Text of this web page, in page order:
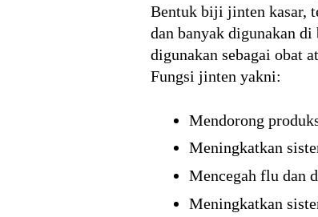
Bentuk biji jinten kasar,
dan banyak digunakan
digunakan sebagai obat
Fungsi jinten yakni:
Mendorong
Meningkatkan
Mencegah flu dan
Meningkatkan